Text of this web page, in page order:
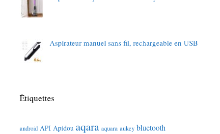
Aspirateur manuel sans fil, rechargeable en USB
Étiquettes
android API Apidou aqara aquara aukey bluetooth